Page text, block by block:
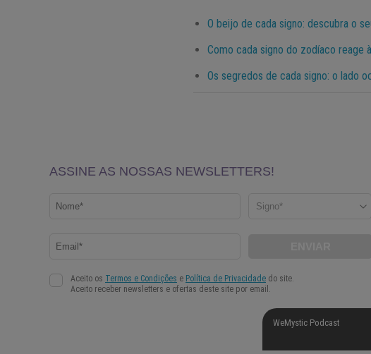
O beijo de cada signo: descubra o
Como cada signo do zodíaco reage
Os segredos de cada signo: o lado
WeMystic Podcast